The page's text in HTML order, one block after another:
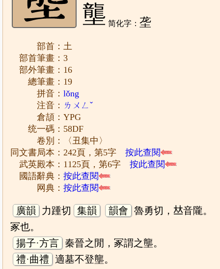
壟 简化字：垄
部首：土
部首筆畫：3
部外筆畫：16
總筆畫：19
拼音：lǒng
注音： ㄌㄨㄥˇ
倉頡：YPG
统一碼：58DF
卷別：〈丑集中〉
同文書局本：242頁，第5字按此查閱
武英殿本：1125頁，第6字按此查閱
國語辭典：按此查閱
网典：按此查閱
廣韻 力踵切 集韻 韻會 魯勇切，𠀤音隴。
冢也。
揚子·方言 秦晉之閒，冢謂之壟。
禮·曲禮 適墓不登壟。